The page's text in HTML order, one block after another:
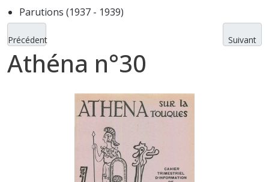
Parutions (1937 - 1939)
Précédent Suivant
Athéna n°30